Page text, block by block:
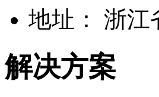
地址： 浙江
解决方案